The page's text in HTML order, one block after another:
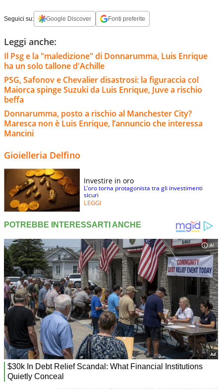
Seguici su: Google Discover Fonti preferite
Leggi anche:
Il Psg e la "maledizione" di Donnarumma, Luis Enrique
ha un solo tallone d'Achille
PSG, Safonov e Chevalier disastrosi: la figuraccia col
Maiorca spinge Suzuki da Luis Enrique, Juve a rischio
beffa
Donnarumma, posto a rischio al Manchester City?
Maresca non è Luis Enrique, l’annuncio che interessa
Mancini
Gioielleria Delfino
Investire in oro
L’oro torna protagonista tra gli investimenti
sicuri
LEGGI